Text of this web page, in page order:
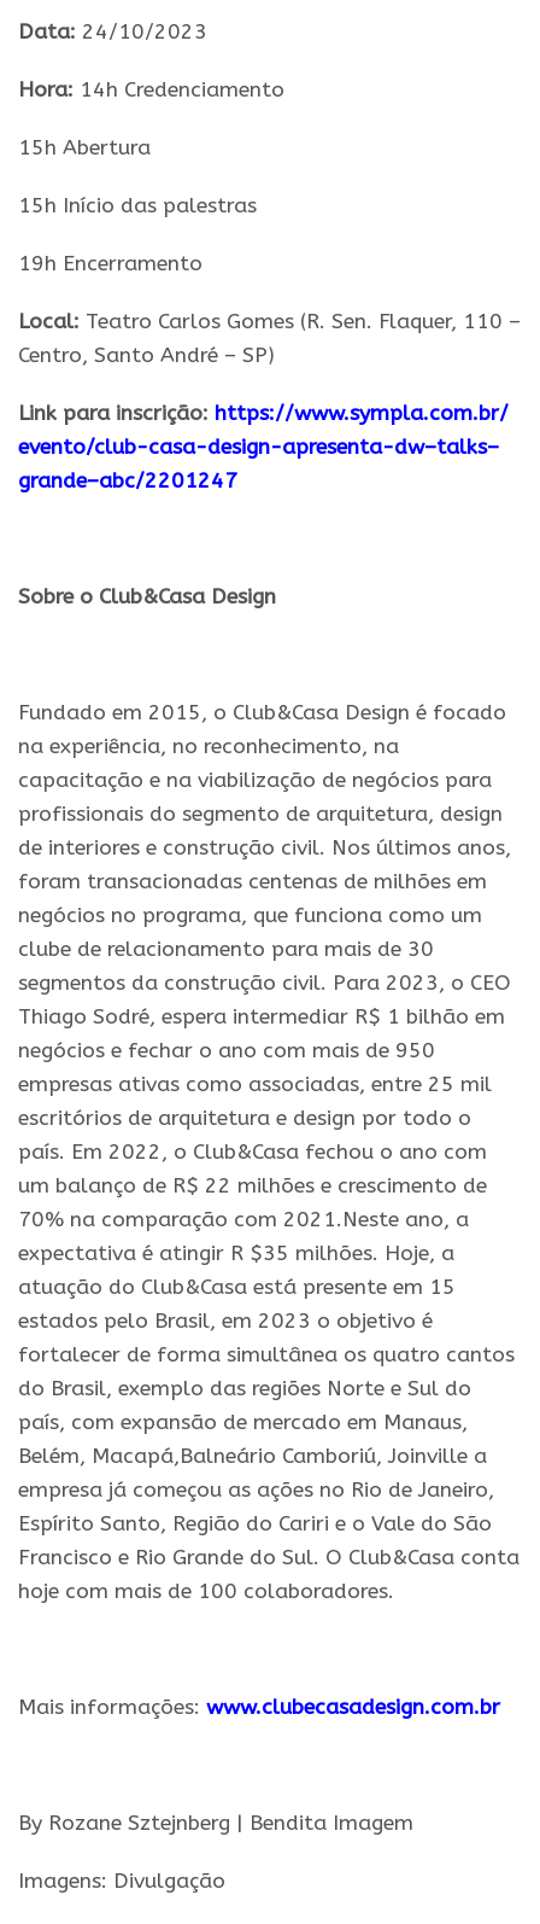
Data: 24/10/2023
Hora: 14h Credenciamento
15h Abertura
15h Início das palestras
19h Encerramento
Local: Teatro Carlos Gomes (R. Sen. Flaquer, 110 –
Centro, Santo André – SP)
Link para inscrição: https://www.sympla.com.br/
evento/club-casa-design-apresenta-dw–talks–
grande–abc/2201247
Sobre o Club&Casa Design
Fundado em 2015, o Club&Casa Design é focado
na experiência, no reconhecimento, na
capacitação e na viabilização de negócios para
profissionais do segmento de arquitetura, design
de interiores e construção civil. Nos últimos anos,
foram transacionadas centenas de milhões em
negócios no programa, que funciona como um
clube de relacionamento para mais de 30
segmentos da construção civil. Para 2023, o CEO
Thiago Sodré, espera intermediar R$ 1 bilhão em
negócios e fechar o ano com mais de 950
empresas ativas como associadas, entre 25 mil
escritórios de arquitetura e design por todo o
país. Em 2022, o Club&Casa fechou o ano com
um balanço de R$ 22 milhões e crescimento de
70% na comparação com 2021.Neste ano, a
expectativa é atingir R $35 milhões. Hoje, a
atuação do Club&Casa está presente em 15
estados pelo Brasil, em 2023 o objetivo é
fortalecer de forma simultânea os quatro cantos
do Brasil, exemplo das regiões Norte e Sul do
país, com expansão de mercado em Manaus,
Belém, Macapá,Balneário Camboriú, Joinville a
empresa já começou as ações no Rio de Janeiro,
Espírito Santo, Região do Cariri e o Vale do São
Francisco e Rio Grande do Sul. O Club&Casa conta
hoje com mais de 100 colaboradores.
Mais informações: www.clubecasadesign.com.br
By Rozane Sztejnberg | Bendita Imagem
Imagens: Divulgação